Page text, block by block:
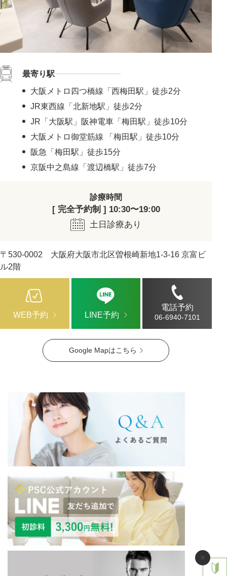
Google Mapはこちら
最寄り駅
大阪メトロ四つ橋線「西梅田駅」徒歩2分
JR東西線「北新地駅」徒歩2分
JR「大阪駅」阪神電車「梅田駅」徒歩10分
大阪メトロ御堂筋線 「梅田駅」徒歩10分
阪急「梅田駅」徒歩15分
京阪中之島線「渡辺橋駅」徒歩7分
診療時間
[ 完全予約制 ] 10:30〜19:00
土日診療あり
〒530-0002 大阪府大阪市北区曽根崎新地1-3-16 京富ビ
ル2階
WEB予約 LINE予約
電話予約
06-6940-7101